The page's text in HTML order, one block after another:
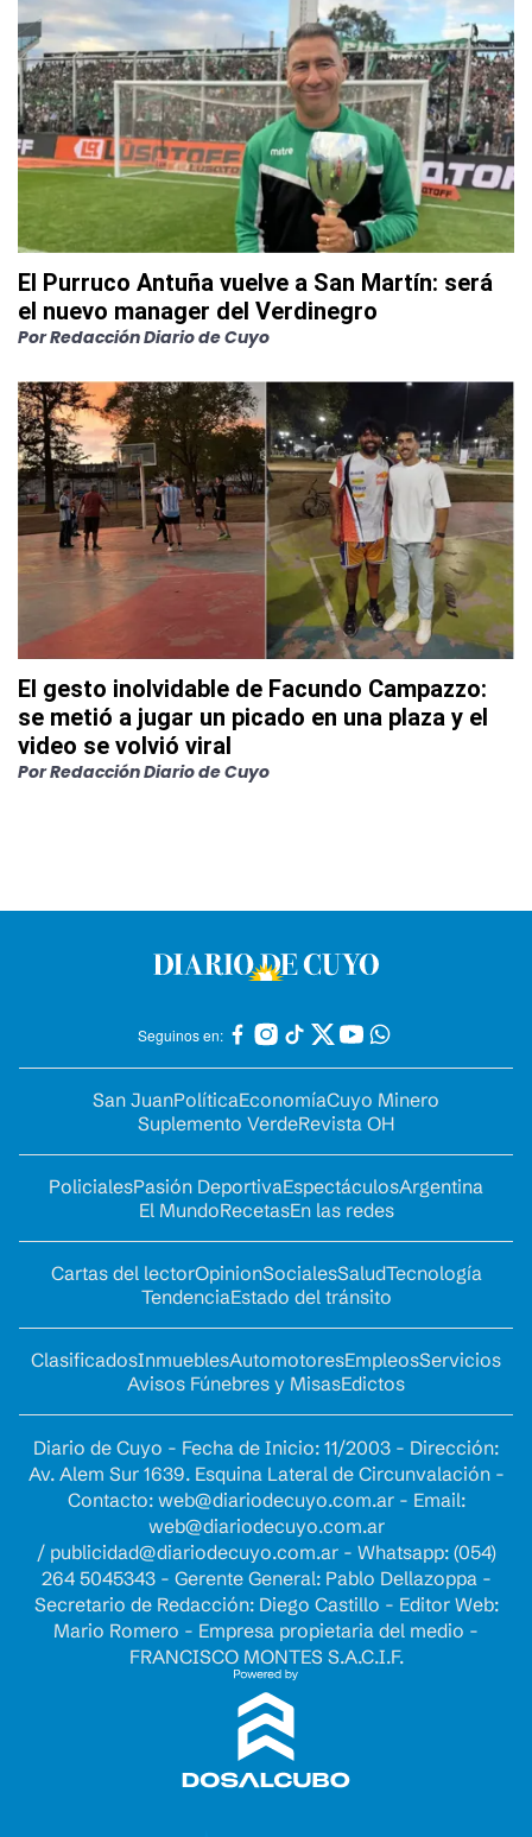
El Purruco Antuña vuelve a San Martín: será
el nuevo manager del Verdinegro
PorRedacción Diario de Cuyo
El gesto inolvidable de Facundo Campazzo:
se metió a jugar un picado en una plaza y el
video se volvió viral
PorRedacción Diario de Cuyo
Seguinos en:
San JuanPolíticaEconomíaCuyo Minero
Suplemento VerdeRevista OH
PolicialesPasión DeportivaEspectáculosArgentina
El MundoRecetasEn las redes
Cartas del lectorOpinionSocialesSaludTecnología
TendenciaEstado del tránsito
ClasificadosInmueblesAutomotoresEmpleosServicios
Avisos Fúnebres y MisasEdictos
Diario de Cuyo - Fecha de Inicio: 11/2003 - Dirección:
Av. Alem Sur 1639. Esquina Lateral de Circunvalación -
Contacto: web@diariodecuyo.com.ar- Email:
web@diariodecuyo.com.ar
/ publicidad@diariodecuyo.com.ar- Whatsapp: (054)
264 5045343 - Gerente General: Pablo Dellazoppa -
Secretario de Redacción: Diego Castillo - Editor Web:
Mario Romero - Empresa propietaria del medio -
FRANCISCO MONTES S.A.C.I.F.